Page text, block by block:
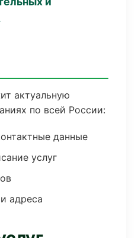
актуальную
по всей России:
данные
услуг
адреса